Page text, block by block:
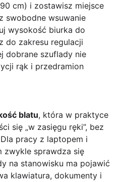
cm) i zostawisz miejsce
swobodne wsuwanie
wysokość biurka do
do zakresu regulacji
dobrane szuflady nie
rąk i przedramion
blatu, która w praktyce
się „w zasięgu ręki”, bez
pracy z laptopem i
zwykle sprawdza się
na stanowisku ma pojawić
klawiatura, dokumenty i